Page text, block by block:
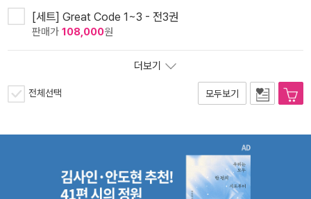
[세트] Great Code 1~3 - 전3권
판매가 108,000원
더보기
전체선택 모두보기